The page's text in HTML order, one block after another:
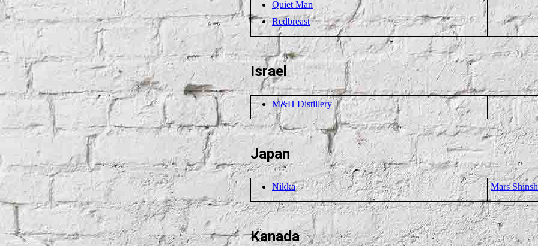
Stonewood
Stork Club
Sulmgau Whisky
Thousand Mountains - McRaven
Old Charter
Old Overholt
Rabbit Hole
Rebell Yell
Rossville Union
Yellowstone
Quiet Man
Redbreast
Israel
M&H Distillery
Japan
Nikka Mars
Kanada